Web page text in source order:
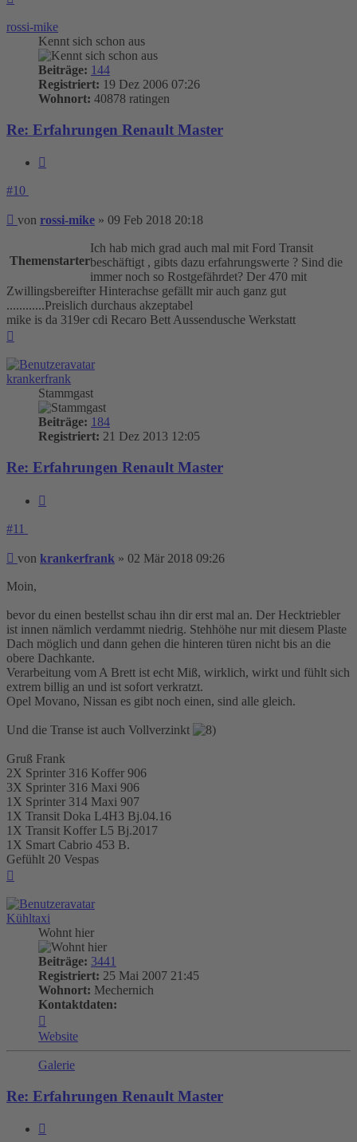
rossi-mike
Kennt sich schon aus
Beiträge: 144
Registriert: 19 Dez 2006 07:26
Wohnort: 40878 ratingen
Re: Erfahrungen Renault Master
#10
Beitrag
von rossi-mike » 09 Feb 2018 20:18
Themenstarter
Ich hab mich grad auch mal mit Ford Transit
beschäftigt , gibts dazu erfahrungswerte ? Sind die
immer noch so Rostgefährdet? Der 470 mit
Zwillingsbereifter Hinterachse gefällt mir auch ganz gut
............Preislich durchaus akzeptabel
mike is da 319er cdi Recaro Bett Aussendusche Werkstatt
krankerfrank
Stammgast
Beiträge: 184
Registriert: 21 Dez 2013 12:05
Re: Erfahrungen Renault Master
#11
Beitrag
von krankerfrank » 02 Mär 2018 09:26
Moin,
bevor du einen bestellst schau ihn dir erst mal an. Der Hecktriebler
ist innen nämlich verdammt niedrig. Stehhöhe nur mit diesem Plaste
Dach möglich und dann gehen die hinteren türen nicht bis an die
obere Dachkante.
Verarbeitung vom A Brett ist echt Miß, wirklich, wirkt und fühlt sich
extrem billig an und ist sofort verkratzt.
Opel Movano, Nissan es gibt noch einen, sind alle gleich.
Und die Transe ist auch Vollverzinkt
Gruß Frank
2X Sprinter 316 Koffer 906
3X Sprinter 316 Maxi 906
1X Sprinter 314 Maxi 907
1X Transit Doka L4H3 Bj.04.16
1X Transit Koffer L5 Bj.2017
1X Smart Cabrio 453 B.
Gefühlt 20 Vespas
Kühltaxi
Wohnt hier
Beiträge: 3441
Registriert: 25 Mai 2007 21:45
Wohnort: Mechernich
Kontaktdaten:
von
Kühltaxi
Website
Galerie
Re: Erfahrungen Renault Master